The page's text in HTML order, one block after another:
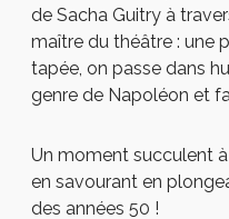
de Sacha Guitry à
maître du théâtre : une
tapée, on passe dans
genre de Napoléon et
Un moment succulent
en savourant en
des années 50 !